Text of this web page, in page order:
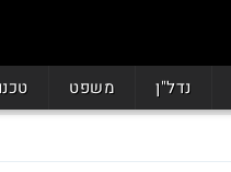
נדל"ן משפט